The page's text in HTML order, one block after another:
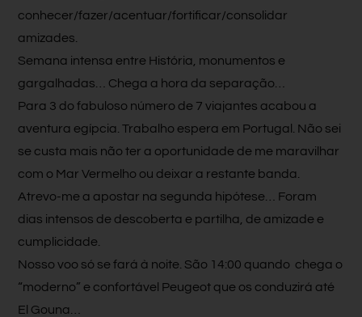
conhecer/fazer/acentuar/fortificar/consolidar
amizades.
Semana intensa entre História, monumentos e
gargalhadas… Chega a hora da separação…
Para 3 do fabuloso número de 7 viajantes acabou a
aventura egípcia. Trabalho espera em Portugal. Não sei
se custa mais não ter a oportunidade de me maravilhar
com o Mar Vermelho ou deixar a restante banda.
Atrevo-me a apostar na segunda hipótese… Foram
dias intensos de descoberta e partilha, de amizade e
cumplicidade.
Nosso voo só se fará à noite. São 14:00 quando chega o
“moderno” e confortável Peugeot que os conduzirá até
El Gouna…